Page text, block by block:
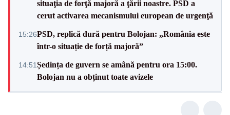
situaţia de forţă majoră a ţării noastre. PSD a
cerut activarea mecanismului european de urgenţă
15:26PSD, replică dură pentru Bolojan: „România este
într-o situație de forță majoră”
14:51Ședința de guvern se amână pentru ora 15:00.
Bolojan nu a obținut toate avizele